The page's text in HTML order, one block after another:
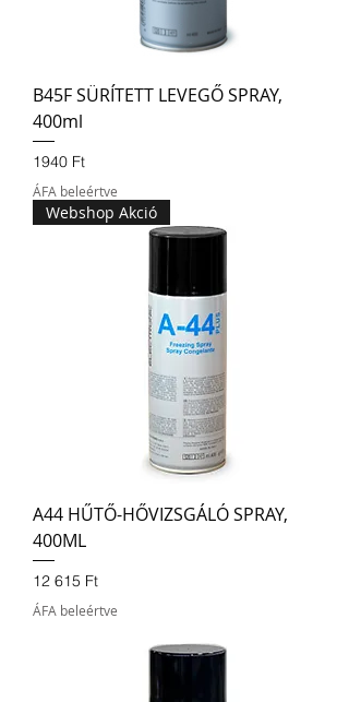
B45F SÜRÍTETT LEVEGŐ SPRAY,
400ml
Ár
1940 Ft
ÁFA beleértve
Webshop Akció
A44 HŰTŐ-HŐVIZSGÁLÓ SPRAY,
400ML
Ár
12 615 Ft
ÁFA beleértve